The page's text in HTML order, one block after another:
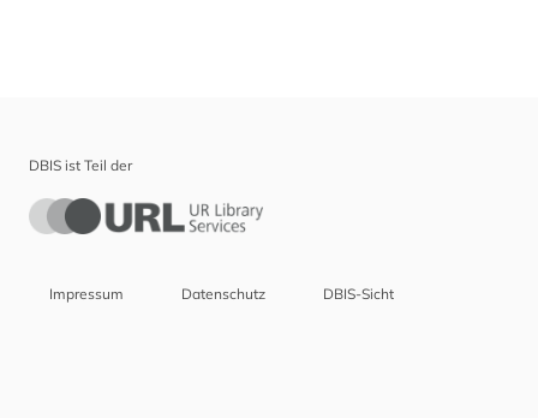
DBIS ist Teil der
Impressum Datenschutz DBIS-Sicht